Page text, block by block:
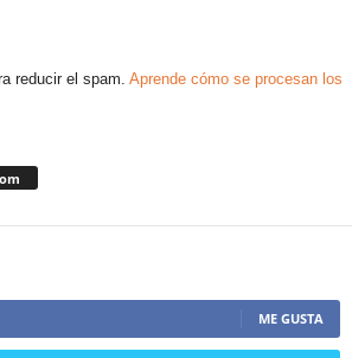
reducir el spam. Aprende cómo se procesan los
ME GUSTA